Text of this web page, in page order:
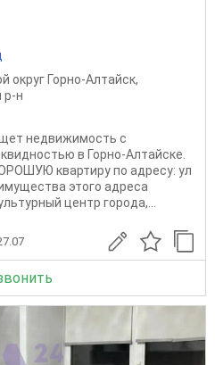
округ Горно-Алтайск,
р-н
недвижимость с
в Горно-Алтайске.
квартиру по адресу: ул
этого адреса
центр города,...